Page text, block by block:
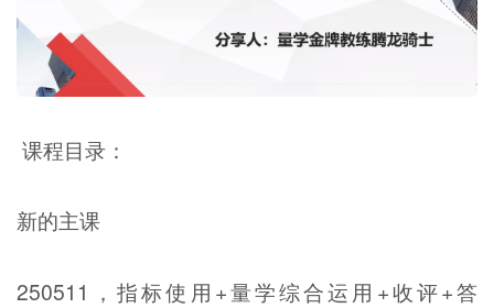
课程目录：
新的主课
250511，指标使用+量学综合运用+收评+答